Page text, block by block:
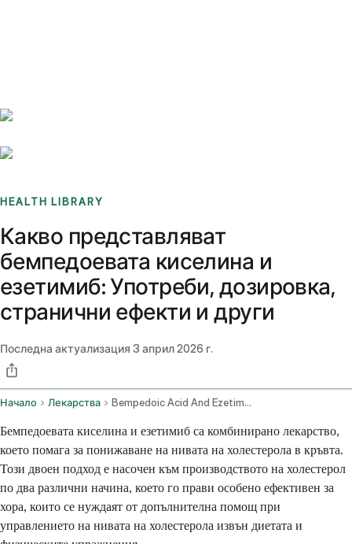
HEALTH LIBRARY
Какво представляват
бемпедоевата киселина и
езетимиб: Употреби, дозировка,
странични ефекти и други
Последна актуализация 3 април 2026 г.
Начало Лекарства Bempedoic Acid And Ezetimibe Oral Route
Бемпедоевата киселина и езетимиб са комбинирано лекарство,
което помага за понижаване на нивата на холестерола в кръвта.
Този двоен подход е насочен към производството на холестерол
по два различни начина, което го прави особено ефективен за
хора, които се нуждаят от допълнителна помощ при
управлението на нивата на холестерола извън диетата и